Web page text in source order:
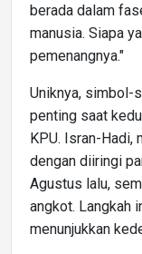
berada dalam
manusia. Siapa
pemenangnya."
Uniknya, simbol-
penting saat
KPU. Isran-Hadi,
dengan diiringi
Agustus lalu,
angkot. Langkah
menunjukkan